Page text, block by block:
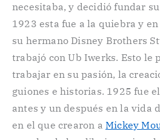
necesitaba, y decidió fundar
1923 esta fue a la quiebra y
su hermano Disney Brothers
trabajó con Ub Iwerks. Esto le
trabajar en su pasión, la
guiones e historias. 1925 fue
antes y un después en la vida
en el que crearon a Mickey